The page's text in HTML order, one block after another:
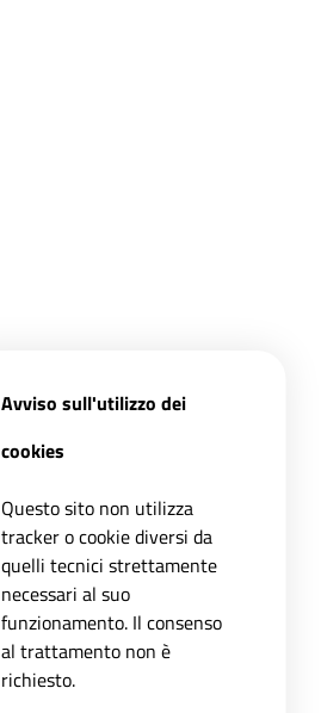
Avviso sull'utilizzo dei
cookies
Questo sito non utilizza
tracker o cookie diversi da
quelli tecnici strettamente
necessari al suo
funzionamento. Il consenso
al trattamento non è
richiesto.